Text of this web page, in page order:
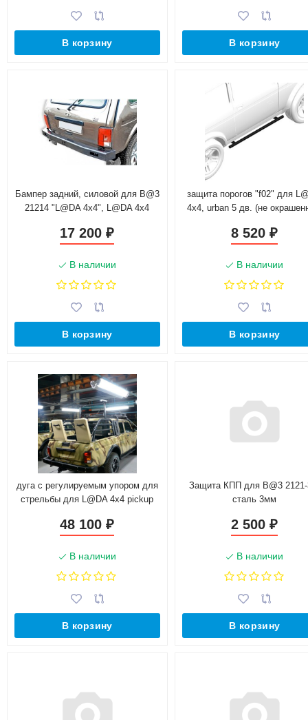
В корзину В корзину
Бампер задний, силовой для B@3
21214 "L@DA 4х4", L@DA 4x4
17 200₽
В наличии
В корзину
защита порогов "f02" для
4x4, urban 5 дв. (не
8 520₽
В наличии
В корзину
дуга с регулируемым упором для
стрельбы для L@DA 4x4 pickup
48 100₽
В наличии
В корзину
Защита КПП для B@3
сталь 3мм
2 500₽
В наличии
В корзину